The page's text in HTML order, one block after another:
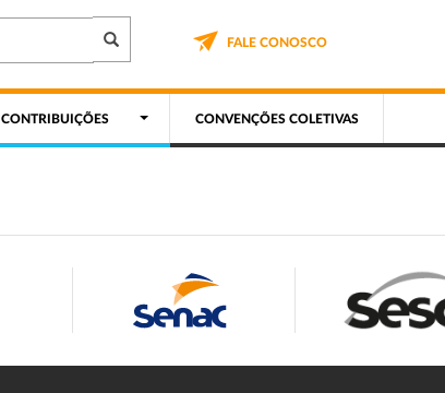
FALE CONOSCO
CONTRIBUIÇÕES CONVENÇÕES COLETIVAS